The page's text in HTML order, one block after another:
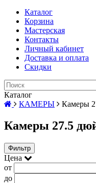
Каталог
Корзина
Мастерская
Контакты
Личный кабинет
Доставка и оплата
Скидки
Каталог
КАМЕРЫ
Камеры
Камеры 27.5
Фильтр
Цена
от
до